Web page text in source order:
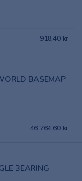
918,40 kr
BASEMAP
46 764,60 kr
BEARING